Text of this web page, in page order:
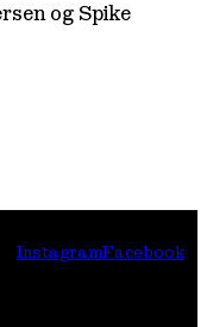
og Spike
InstagramFacebook